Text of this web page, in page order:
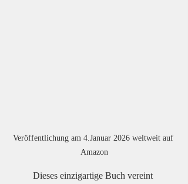
Veröffentlichung am 4.Januar 2026 weltweit auf
Amazon
Dieses einzigartige Buch vereint